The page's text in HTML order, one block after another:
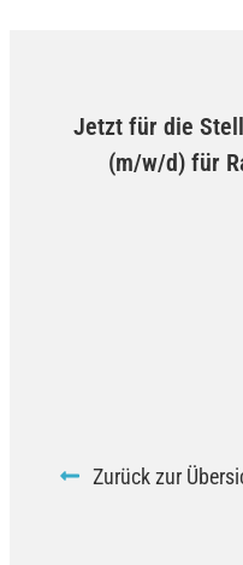
Jetzt für die
(m/w/d) für
Zurück zur